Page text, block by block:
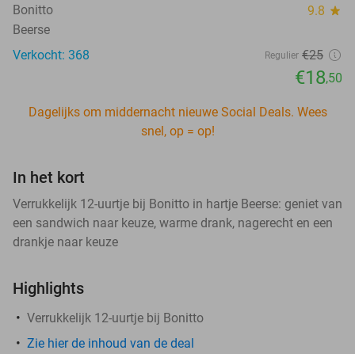
Bonitto 9.8 star
Beerse
Verkocht: 368
Regulier €25
€18,50
Dagelijks om middernacht nieuwe Social Deals. Wees
snel, op = op!
In het kort
Verrukkelijk 12-uurtje bij Bonitto in hartje Beerse: geniet van
een sandwich naar keuze, warme drank, nagerecht en een
drankje naar keuze
Highlights
Verrukkelijk 12-uurtje bij Bonitto
Zie hier de inhoud van de deal